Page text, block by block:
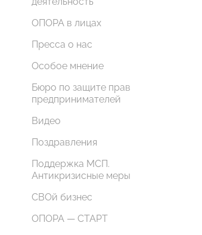
ОПОРА в лицах
Пресса о нас
Особое мнение
Бюро по защите прав
предпринимателей
Видео
Поздравления
Поддержка МСП.
Антикризисные меры
СВОй бизнес
ОПОРА — СТАРТ